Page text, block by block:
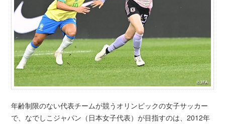
年齢制限のない代表チームが競うオリンピックの女子サッカー
で、なでしこジャパン（日本女子代表）が目指すのは、2012年